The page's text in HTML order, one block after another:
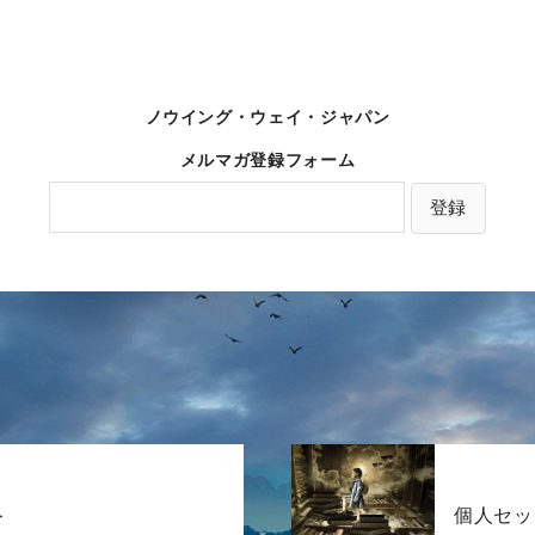
ノウイング・ウェイ・ジャパン
メルマガ登録フォーム
個人セ